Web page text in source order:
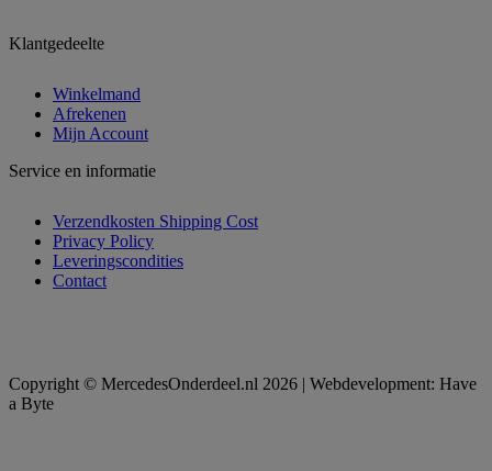
Klantgedeelte
Winkelmand
Afrekenen
Mijn Account
Service en informatie
Verzendkosten Shipping Cost
Privacy Policy
Leveringscondities
Contact
Copyright © MercedesOnderdeel.nl 2026 | Webdevelopment: Have
a Byte